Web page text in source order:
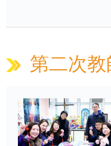
第二次